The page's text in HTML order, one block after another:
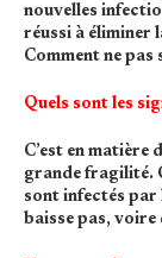
nouvelles
réussi à éliminer
Comment ne pas
Quels sont les
C’est en matière
grande fragilité.
sont infectés par
baisse pas, voire